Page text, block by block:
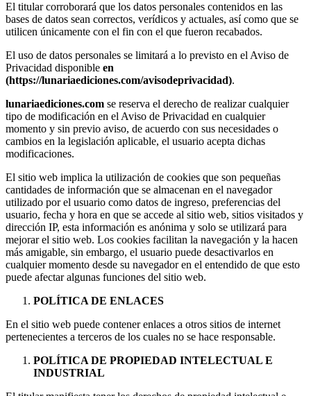
El titular corroborará que los datos personales contenidos en las
bases de datos sean correctos, verídicos y actuales, así como que se
utilicen únicamente con el fin con el que fueron recabados.
El uso de datos personales se limitará a lo previsto en el Aviso de
Privacidad disponible en
(https://lunariaediciones.com/avisodeprivacidad).
lunariaediciones.com se reserva el derecho de realizar cualquier
tipo de modificación en el Aviso de Privacidad en cualquier
momento y sin previo aviso, de acuerdo con sus necesidades o
cambios en la legislación aplicable, el usuario acepta dichas
modificaciones.
El sitio web implica la utilización de cookies que son pequeñas
cantidades de información que se almacenan en el navegador
utilizado por el usuario como datos de ingreso, preferencias del
usuario, fecha y hora en que se accede al sitio web, sitios visitados y
dirección IP, esta información es anónima y solo se utilizará para
mejorar el sitio web. Los cookies facilitan la navegación y la hacen
más amigable, sin embargo, el usuario puede desactivarlos en
cualquier momento desde su navegador en el entendido de que esto
puede afectar algunas funciones del sitio web.
POLÍTICA DE ENLACES
En el sitio web puede contener enlaces a otros sitios de internet
pertenecientes a terceros de los cuales no se hace responsable.
POLÍTICA DE PROPIEDAD INTELECTUAL E
INDUSTRIAL